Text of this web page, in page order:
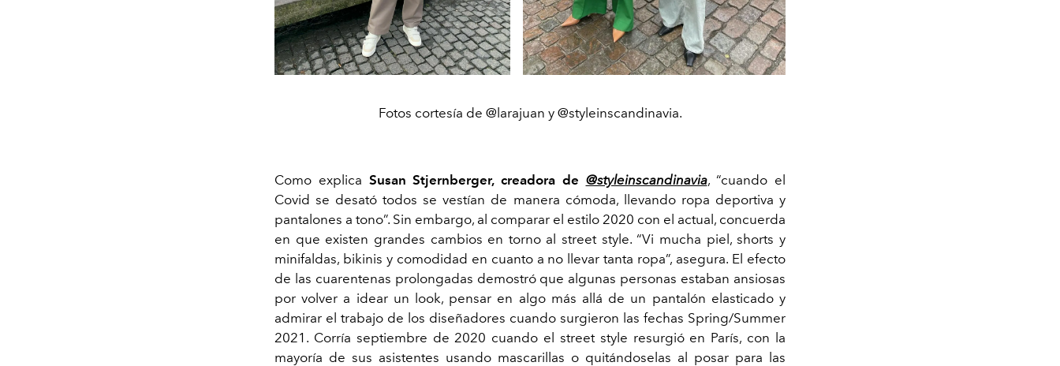
Fotos cortesía de @larajuan y @styleinscandinavia.
Como explica Susan Stjernberger, creadora de @styleinscandinavia, “cuando el
Covid se desató todos se vestían de manera cómoda, llevando ropa deportiva y
pantalones a tono”. Sin embargo, al comparar el estilo 2020 con el actual, concuerda
en que existen grandes cambios en torno al street style. “Vi mucha piel, shorts y
minifaldas, bikinis y comodidad en cuanto a no llevar tanta ropa”, asegura. El efecto
de las cuarentenas prolongadas demostró que algunas personas estaban ansiosas
por volver a idear un look, pensar en algo más allá de un pantalón elasticado y
admirar el trabajo de los diseñadores cuando surgieron las fechas Spring/Summer
2021. Corría septiembre de 2020 cuando el street style resurgió en París, con la
mayoría de sus asistentes usando mascarillas o quitándoselas al posar para las